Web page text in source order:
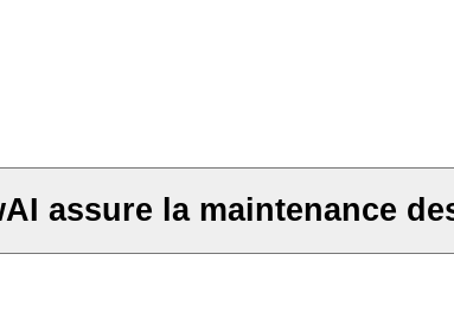
assure la maintenance